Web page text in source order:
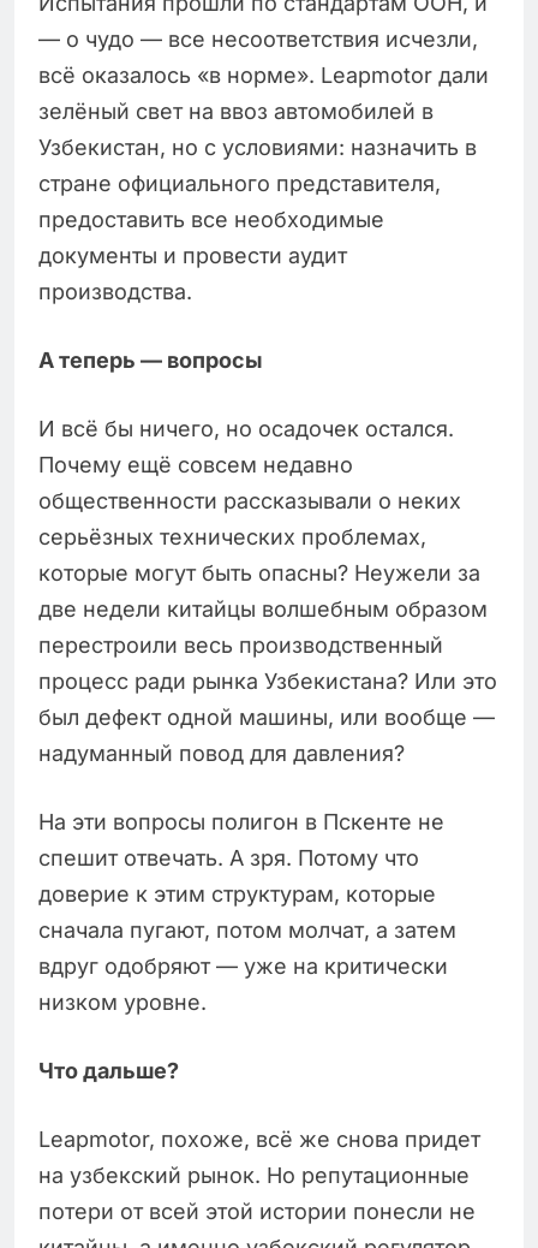
— о чудо — все несоответствия исчезли,
всё оказалось «в норме». Leapmotor дали
зелёный свет на ввоз автомобилей в
Узбекистан, но с условиями: назначить в
стране официального представителя,
предоставить все необходимые
документы и провести аудит
производства.
А теперь — вопросы
И всё бы ничего, но осадочек остался.
Почему ещё совсем недавно
общественности рассказывали о неких
серьёзных технических проблемах,
которые могут быть опасны? Неужели за
две недели китайцы волшебным образом
перестроили весь производственный
процесс ради рынка Узбекистана? Или это
был дефект одной машины, или вообще —
надуманный повод для давления?
На эти вопросы полигон в Пскенте не
спешит отвечать. А зря. Потому что
доверие к этим структурам, которые
сначала пугают, потом молчат, а затем
вдруг одобряют — уже на критически
низком уровне.
Что дальше?
Leapmotor, похоже, всё же снова придет
на узбекский рынок. Но репутационные
потери от всей этой истории понесли не